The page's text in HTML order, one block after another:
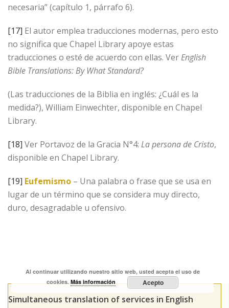
necesaria” (capítulo 1, párrafo 6).
[17] El autor emplea traducciones modernas, pero esto
no significa que Chapel Library apoye estas
traducciones o esté de acuerdo con ellas. VerEnglish
Bible Translations: By What Standard?
(Las traducciones de la Biblia en inglés: ¿Cuál es la
medida?), William Einwechter, disponible en Chapel
Library.
[18] Ver Portavoz de la Gracia N°4: La persona de Cristo,
disponible en Chapel Library.
[19] Eufemismo – Una palabra o frase que se usa en
lugar de un término que se considera muy directo,
duro, desagradable u ofensivo.
Simultaneous translation of services in English
Al continuar utilizando nuestro sitio web, usted acepta el uso de
cookies.Más información Acepto